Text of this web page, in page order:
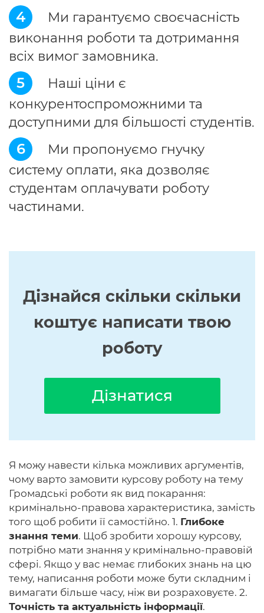
4
Ми гарантуємо своєчасність
виконання роботи та дотримання
всіх вимог замовника.
5
Наші ціни є
конкурентоспроможними та
доступними для більшості студентів.
6
Ми пропонуємо гнучку
систему оплати, яка дозволяє
студентам оплачувати роботу
частинами.
Дізнайся скільки скільки
коштує написати твою
роботу
Дізнатися
Я можу навести кілька можливих аргументів,
чому варто замовити курсову роботу на тему
Громадські роботи як вид покарання:
кримінально-правова характеристика, замість
того щоб робити її самостійно. 1. Глибоке
знання теми. Щоб зробити хорошу курсову,
потрібно мати знання у кримінально-правовій
сфері. Якщо у вас немає глибоких знань на цю
тему, написання роботи може бути складним і
вимагати більше часу, ніж ви розраховуєте. 2.
Точність та актуальність інформації.